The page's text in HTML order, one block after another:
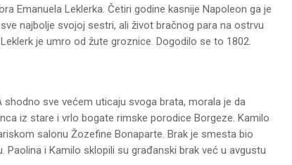
Emanuela Leklerka. Četiri godine kasnije Napoleon ga je
najbolje svojoj sestri, ali život bračnog para na ostrvu
je umro od žute groznice. Dogodilo se to 1802.
sve većem uticaju svoga brata, morala je da
iz stare i vrlo bogate rimske porodice Borgeze. Kamilo
salonu Žozefine Bonaparte. Brak je smesta bio
i Kamilo sklopili su građanski brak već u avgustu